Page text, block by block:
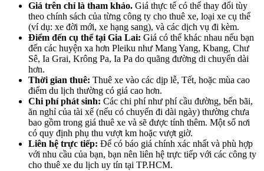
Giá trên chỉ là tham khảo. Giá thực tế có thể thay đổi tùy
theo chính sách của từng công ty cho thuê xe, loại xe cụ thể
(ví dụ: xe đời mới, xe hạng sang), và các dịch vụ đi kèm.
Điểm đến cụ thể tại Gia Lai: Giá có thể khác nhau nếu bạn
đến các huyện xa hơn Pleiku như Mang Yang, Kbang, Chư
Sê, Ia Grai, Krông Pa, Ia Pa do quãng đường di chuyển dài
hơn.
Thời gian thuê: Thuê xe vào các dịp lễ, Tết, hoặc mùa cao
điểm du lịch thường có giá cao hơn.
Chi phí phát sinh: Các chi phí như phí cầu đường, bến bãi,
ăn nghỉ của tài xế (nếu có chuyến đi dài ngày) thường chưa
bao gồm trong giá thuê xe và sẽ được tính thêm. Một số nơi
có quy định phụ thu vượt km hoặc vượt giờ.
Liên hệ trực tiếp: Để có báo giá chính xác nhất và phù hợp
với nhu cầu của bạn, bạn nên liên hệ trực tiếp với các công ty
cho thuê xe du lịch uy tín tại TP.HCM.